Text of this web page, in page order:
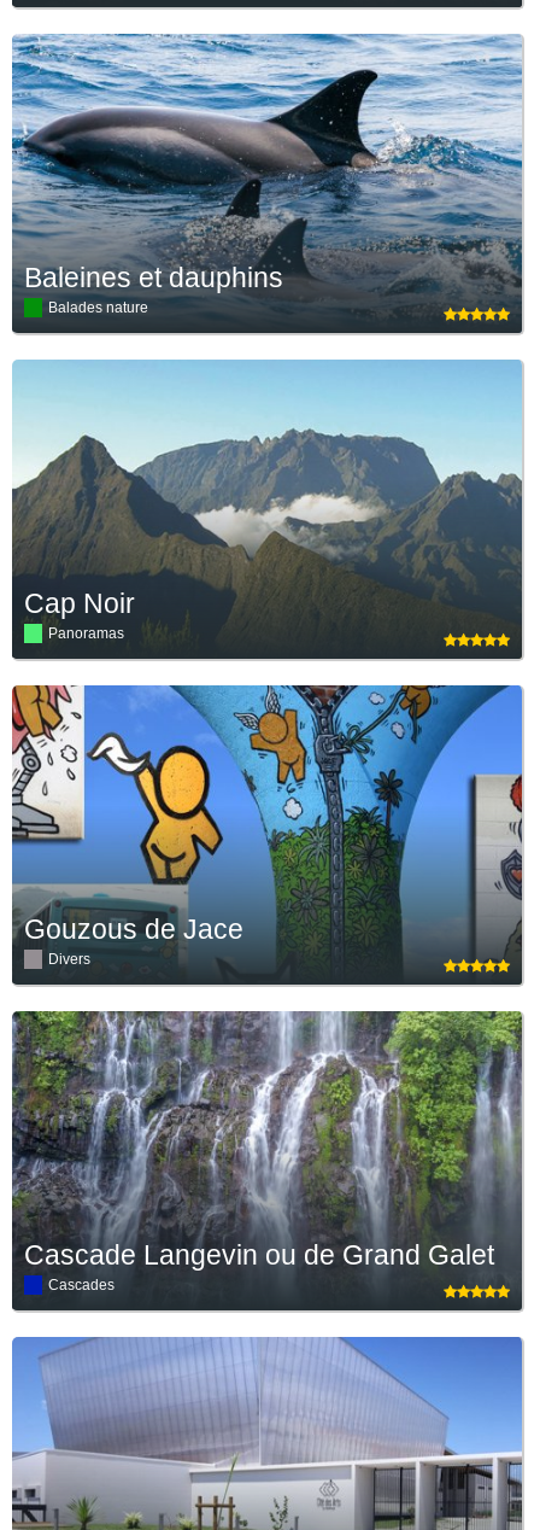
Baleines et dauphins
Balades nature
Cap Noir
Panoramas
Gouzous de Jace
Divers
Cascade Langevin ou de Grand Galet
Cascades